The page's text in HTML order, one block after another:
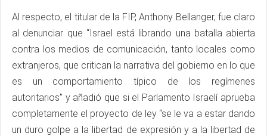
Al respecto, el titular de la FIP, Anthony Bellanger, fue claro
al denunciar que “Israel está librando una batalla abierta
contra los medios de comunicación, tanto locales como
extranjeros, que critican la narrativa del gobierno en lo que
es un comportamiento típico de los regímenes
autoritarios” y añadió que si el Parlamento Israelí aprueba
completamente el proyecto de ley “se le va a estar dando
un duro golpe a la libertad de expresión y a la libertad de